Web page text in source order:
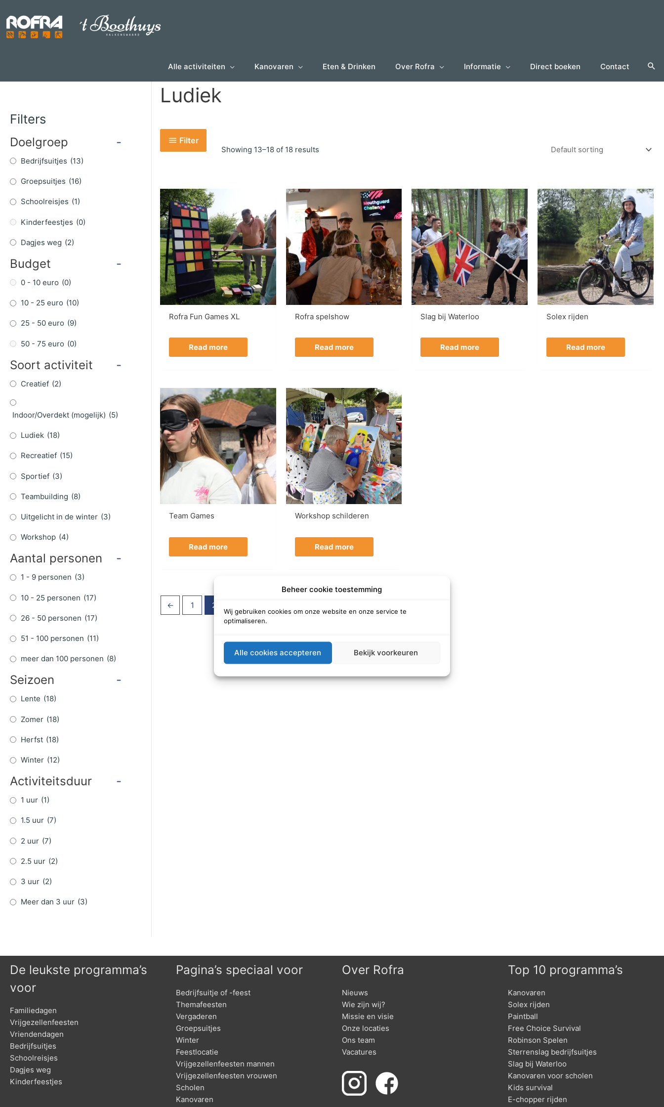
Beheer cookie toestemming
Wij gebruiken cookies om onze website en onze service te
optimaliseren.
Alle cookies accepteren Bekijk voorkeuren
content
Alle activiteiten Kanovaren Eten & Drinken Over Rofra Informatie Direct boeken Contact
Filters
Doelgroep -
Bedrijfsuitjes (13)
Groepsuitjes (16)
Schoolreisjes (1)
Kinderfeestjes (0)
Dagjes weg (2)
Budget -
0 - 10 euro (0)
10 - 25 euro (10)
25 - 50 euro (9)
50 - 75 euro (0)
Soort activiteit -
Creatief (2)
Indoor/Overdekt (mogelijk) (5)
Ludiek (18)
Recreatief (15)
Sportief (3)
Teambuilding (8)
Uitgelicht in de winter (3)
Workshop (4)
Aantal personen -
1 - 9 personen (3)
10 - 25 personen (17)
26 - 50 personen (17)
51 - 100 personen (11)
meer dan 100 personen (8)
Seizoen -
Lente (18)
Zomer (18)
Herfst (18)
Winter (12)
Activiteitsduur -
1 uur (1)
1.5 uur (7)
2 uur (7)
2.5 uur (2)
3 uur (2)
Meer dan 3 uur (3)
Ludiek
Filter
Showing 13–18 of 18 results
Rofra Fun Games XL
Read more
Rofra spelshow
Read more
Slag bij Waterloo
Read more
Solex rijden
Read more
Team Games
Read more
Workshop schilderen
Read more
← 1 2
De leukste programma’s
voor
Familiedagen
Vrijgezellenfeesten
Vriendendagen
Bedrijfsuitjes
Schoolreisjes
Dagjes weg
Kinderfeestjes
Pagina’s speciaal voor
Bedrijfsuitje of -feest
Themafeesten
Vergaderen
Groepsuitjes
Winter
Feestlocatie
Vrijgezellenfeesten mannen
Vrijgezellenfeesten vrouwen
Scholen
Kanovaren
Over Rofra
Nieuws
Wie zijn wij?
Missie en visie
Onze locaties
Ons team
Vacatures
Top 10 programma’s
Kanovaren
Solex rijden
Paintball
Free Choice Survival
Robinson Spelen
Sterrenslag bedrijfsuitjes
Slag bij Waterloo
Kanovaren voor scholen
Kids survival
E-chopper rijden